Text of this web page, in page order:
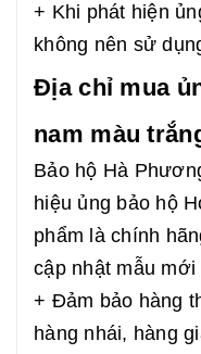
+ Khi phát hiện
không nên sử
Địa chỉ mua
nam màu
Bảo hộ Hà
hiệu ủng bảo hộ
phẩm là chính
cập nhật mẫu
+ Đảm bảo hàng
hàng nhái, hàng